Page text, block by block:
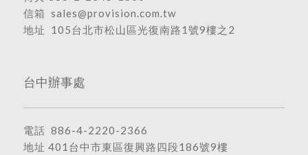
信箱 sales@provision.com.tw
地址 105台北市松山區光復南路1號9樓之2
台中辦事處
電話 886-4-2220-2366
地址 401台中市東區復興路四段186號9樓